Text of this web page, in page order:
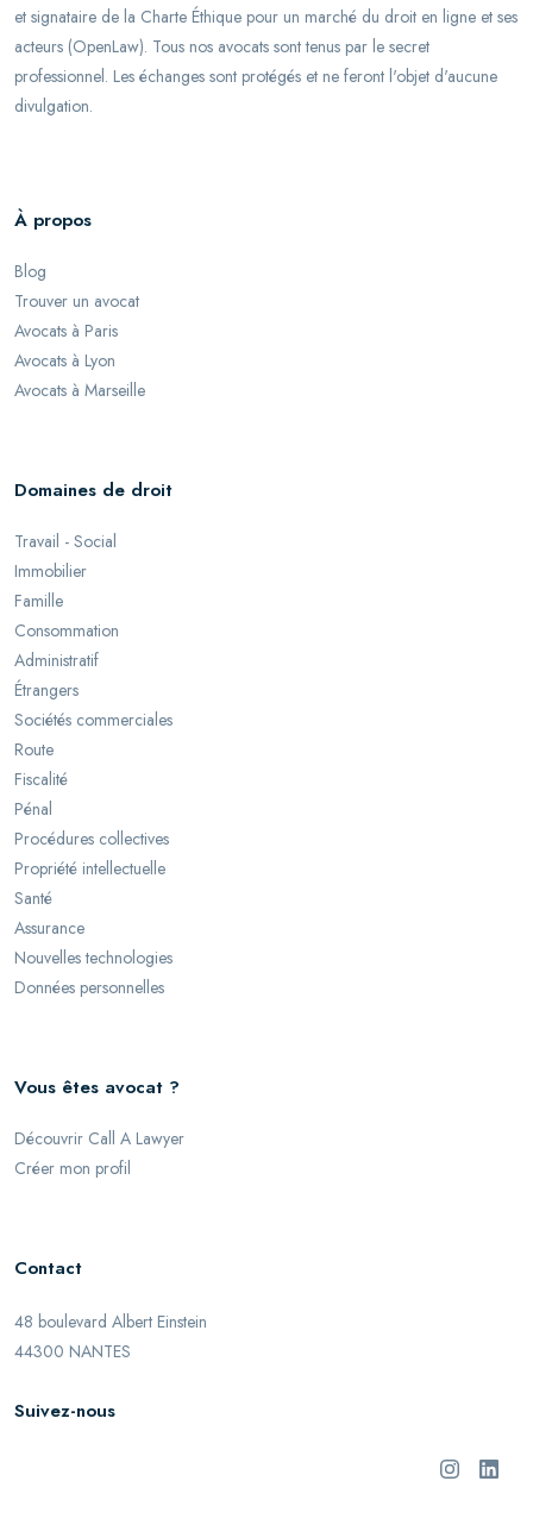
et signataire de la Charte Éthique pour un marché du droit en ligne et ses
acteurs (OpenLaw). Tous nos avocats sont tenus par le secret
professionnel. Les échanges sont protégés et ne feront l'objet d'aucune
divulgation.
À propos
Blog
Trouver un avocat
Avocats à Paris
Avocats à Lyon
Avocats à Marseille
Domaines de droit
Travail - Social
Immobilier
Famille
Consommation
Administratif
Étrangers
Sociétés commerciales
Route
Fiscalité
Pénal
Procédures collectives
Propriété intellectuelle
Santé
Assurance
Nouvelles technologies
Données personnelles
Vous êtes avocat ?
Découvrir Call A Lawyer
Créer mon profil
Contact
48 boulevard Albert Einstein
44300 NANTES
Suivez-nous